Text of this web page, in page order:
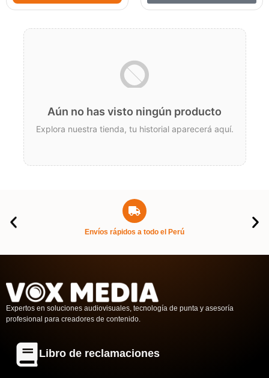
Aún no has visto ningún producto
Explora nuestra tienda, tu historial aparecerá aquí.
Envíos rápidos a todo el Perú
Expertos en soluciones audiovisuales, tecnología de punta y asesoría
profesional para creadores de contenido.
Libro de reclamaciones